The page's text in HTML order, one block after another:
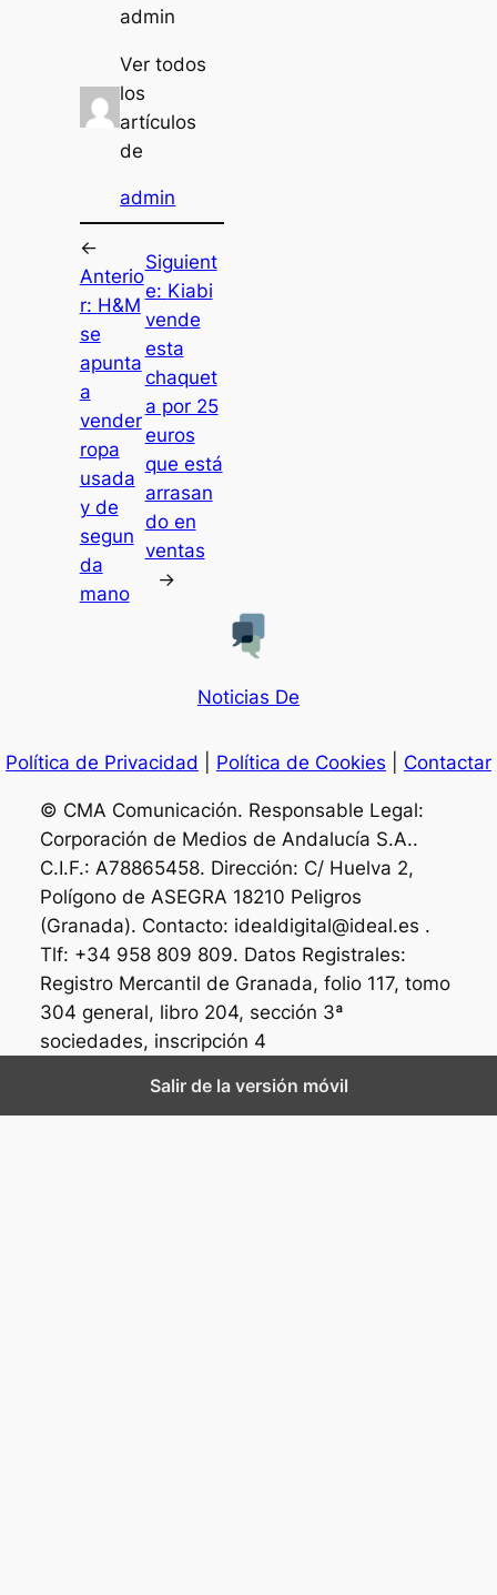
admin
Ver todos
los
artículos
de
admin
←
Anterio
r: H&M
se
apunta
a
vender
ropa
usada
y de
segun
da
mano
Siguient
e: Kiabi
vende
esta
chaquet
a por 25
euros
que está
arrasan
do en
ventas
→
Noticias De
Política de Privacidad Política de Cookies Contactar
© CMA Comunicación. Responsable Legal:
Corporación de Medios de Andalucía S.A..
C.I.F.: A78865458. Dirección: C/ Huelva 2,
Polígono de ASEGRA 18210 Peligros
(Granada). Contacto: idealdigital@ideal.es .
Tlf: +34 958 809 809. Datos Registrales:
Registro Mercantil de Granada, folio 117, tomo
304 general, libro 204, sección 3ª
sociedades, inscripción 4
Salir de la versión móvil